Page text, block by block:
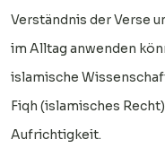
Verständnis der Verse
im Alltag anwenden
islamische
Fiqh (islamisches
Aufrichtigkeit.